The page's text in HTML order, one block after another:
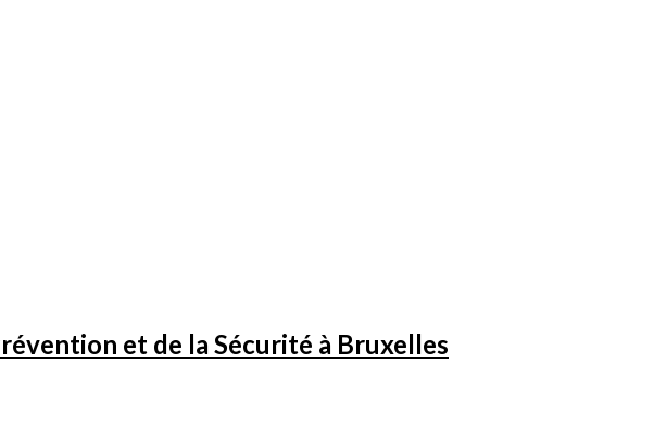
et de la Sécurité à Bruxelles